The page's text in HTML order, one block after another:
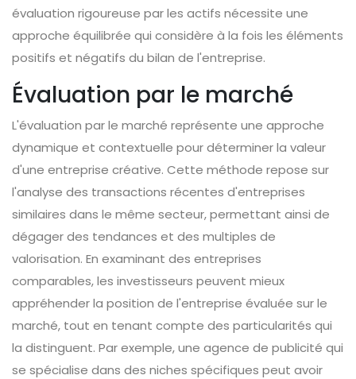
évaluation rigoureuse par les actifs nécessite une
approche équilibrée qui considère à la fois les éléments
positifs et négatifs du bilan de l'entreprise.
Évaluation par le marché
L'évaluation par le marché représente une approche
dynamique et contextuelle pour déterminer la valeur
d'une entreprise créative. Cette méthode repose sur
l'analyse des transactions récentes d'entreprises
similaires dans le même secteur, permettant ainsi de
dégager des tendances et des multiples de
valorisation. En examinant des entreprises
comparables, les investisseurs peuvent mieux
appréhender la position de l'entreprise évaluée sur le
marché, tout en tenant compte des particularités qui
la distinguent. Par exemple, une agence de publicité qui
se spécialise dans des niches spécifiques peut avoir